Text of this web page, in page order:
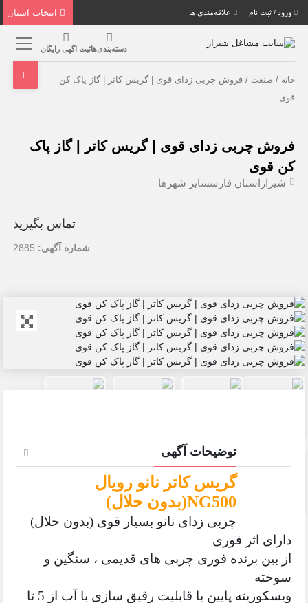
ورود / ثبت نام علاقه‌مندی ها
دسته‌بندی‌هاثبت اگهی رایگان
خانه /صنعت / فروش چربی زدای قوی | گریس کاتر | گاز پاک کن
قوی
فروش چربی زدای قوی | گریس کاتر | گاز پاک
کن قوی
شیراز استان فارسسایر شهرها
تماس بگیرید
شماره آگهی: 2885
توضیحات آگهی
گریس کاتر نانو رویال
NG500(بدون حلال)
چربی زدای نانو بسیار قوی (بدون حلال)
دارای اثر فوری
از بین برنده فوری چربی های قدیمی ، سنگین و
سوخته
ویسکوزیته پایین با قابلیت رقیق سازی با آب از 5 تا